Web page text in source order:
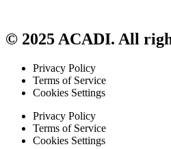
© 2025 ACADI. All
Privacy Policy
Terms of Service
Cookies Settings
Privacy Policy
Terms of Service
Cookies Settings